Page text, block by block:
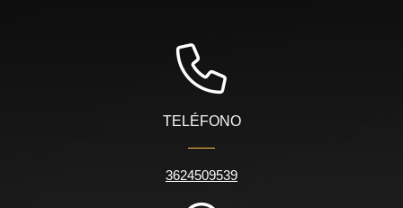
TELÉFONO
3624509539